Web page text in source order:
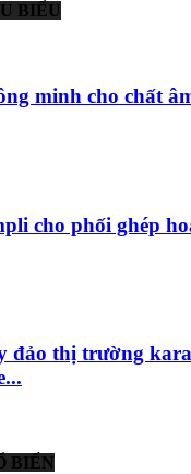
BIỂU
minh cho chất
cho phối ghép
đảo thị trường
BIẾN